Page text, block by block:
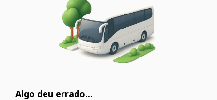
Algo deu errado...